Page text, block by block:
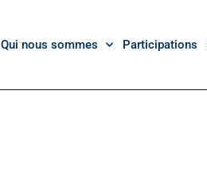
Qui nous sommes Participations